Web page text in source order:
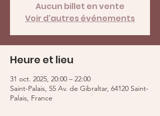
Aucun billet en vente
Voir d'autres événements
Heure et lieu
31 oct. 2025, 20:00 – 22:00
Saint-Palais, 55 Av. de Gibraltar, 64120 Saint-
Palais, France